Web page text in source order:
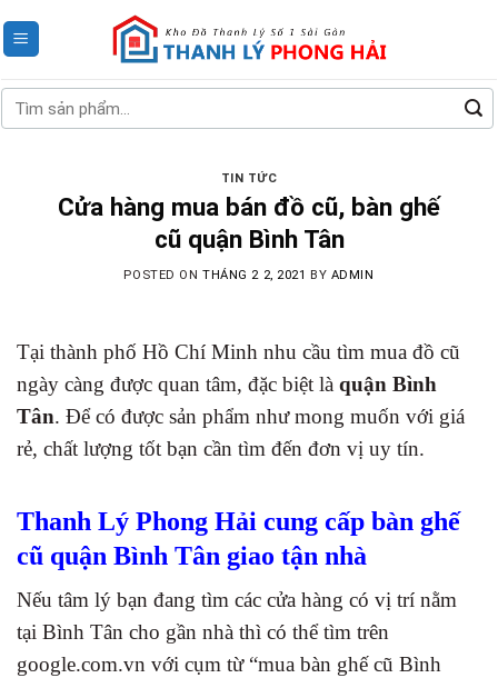
to
Tìm
kiếm:
TIN TỨC
Cửa hàng mua bán đồ cũ, bàn ghế
cũ quận Bình Tân
POSTED ONTHÁNG 2 2, 2021 BY ADMIN
Tại thành phố Hồ Chí Minh nhu cầu tìm mua đồ cũ
ngày càng được quan tâm, đặc biệt là quận Bình
Tân. Để có được sản phẩm như mong muốn với giá
rẻ, chất lượng tốt bạn cần tìm đến đơn vị uy tín.
Thanh Lý Phong Hải cung cấp bàn ghế
cũ quận Bình Tân giao tận nhà
Nếu tâm lý bạn đang tìm các cửa hàng có vị trí nằm
tại Bình Tân cho gần nhà thì có thể tìm trên
google.com.vn với cụm từ “mua bàn ghế cũ Bình